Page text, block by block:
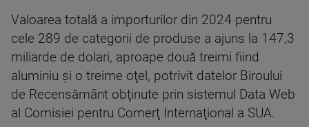
Valoarea totală a importurilor din 2024 pentru
cele 289 de categorii de produse a ajuns la 147,3
miliarde de dolari, aproape două treimi fiind
aluminiu şi o treime oţel, potrivit datelor Biroului
de Recensământ obţinute prin sistemul Data Web
al Comisiei pentru Comerţ Internaţional a SUA.